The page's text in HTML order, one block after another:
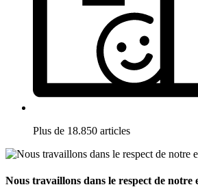
Plus de 18.850 articles
Nous travaillons dans le respect de notre